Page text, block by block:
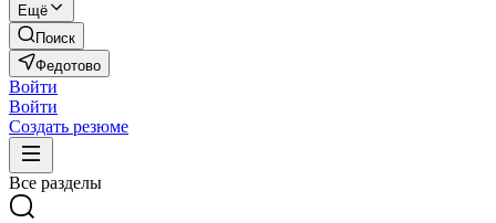
Ещё
Поиск
Федотово
Войти
Войти
Создать резюме
Все разделы